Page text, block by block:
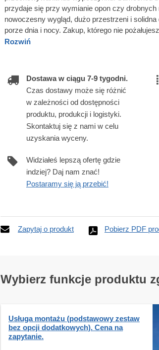
przydaje się przy wymianie opon czy
nowoczesny wygląd, dużo przestrzeni i
porze dnia i nocy. Zakup, którego nie
Rozwiń
Dostawa w ciągu 7-9 tygodni.
Czas dostawy może się różnić
w zależności od dostępności
produktu, produkcji i logistyki.
Skontaktuj się z nami w celu
uzyskania wyceny.
Widziałeś lepszą ofertę gdzie
indziej? Daj nam znać!
Postaramy się ją przebić!
Zapytaj o produkt Pobierz PDF
Wybierz funkcje produktu
Usługa montażu (podstawowy zestaw
bez opcji dodatkowych). Cena na
zapytanie.